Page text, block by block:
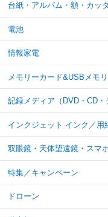
台紙・アルバム・額・カッ
電池
情報家電
メモリーカード&USBメモ
記録メディア（DVD・CD・
インクジェット インク／用
双眼鏡・天体望遠鏡・スマ
特集／キャンペーン
ドローン